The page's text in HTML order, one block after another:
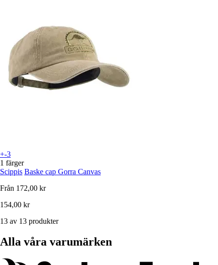
+-3
1 färger
Scippis Baske cap Gorra Canvas
Från 172,00 kr
154,00 kr
13 av 13 produkter
Alla våra varumärken